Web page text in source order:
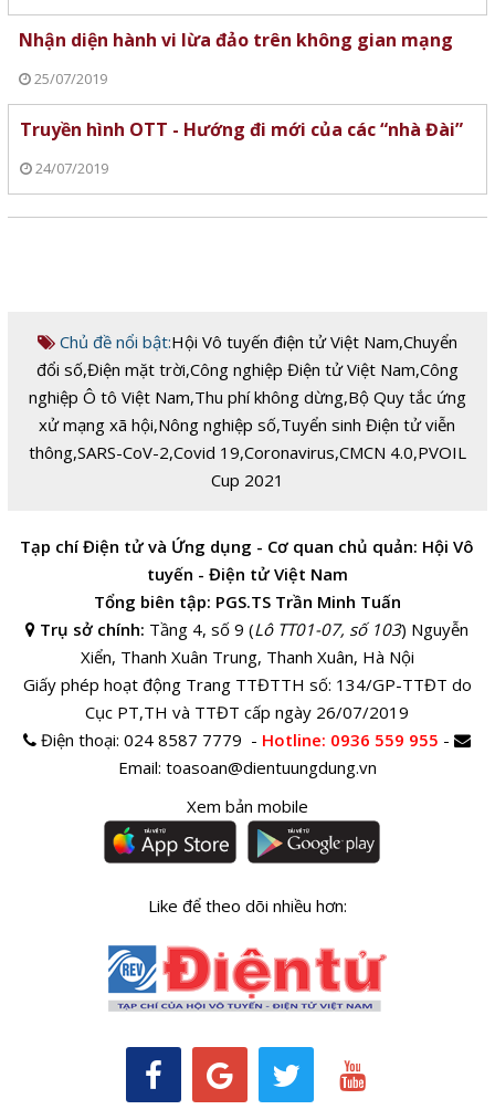
Nhận diện hành vi lừa đảo trên không gian mạng
25/07/2019
Truyền hình OTT - Hướng đi mới của các “nhà Đài”
24/07/2019
Chủ đề nổi bật:Hội Vô tuyến điện tử Việt Nam,Chuyển
đổi số,Điện mặt trời,Công nghiệp Điện tử Việt Nam,Công
nghiệp Ô tô Việt Nam,Thu phí không dừng,Bộ Quy tắc ứng
xử mạng xã hội,Nông nghiệp số,Tuyển sinh Điện tử viễn
thông,SARS-CoV-2,Covid 19,Coronavirus,CMCN 4.0,PVOIL
Cup 2021
Tạp chí Điện tử và Ứng dụng - Cơ quan chủ quản: Hội Vô
tuyến - Điện tử Việt Nam
Tổng biên tập: PGS.TS Trần Minh Tuấn
Trụ sở chính: Tầng 4, số 9 (Lô TT01-07, số 103) Nguyễn
Xiển, Thanh Xuân Trung, Thanh Xuân, Hà Nội
Giấy phép hoạt động Trang TTĐTTH số: 134/GP-TTĐT do
Cục PT,TH và TTĐT cấp ngày 26/07/2019
Điện thoại:024 8587 7779 - Hotline: 0936 559 955 -
Email: toasoan@dientuungdung.vn
Xem bản mobile
Like để theo dõi nhiều hơn: